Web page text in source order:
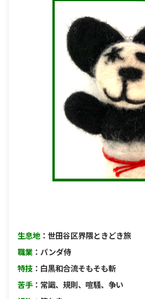
生息地 ：世田谷区界隈ときどき旅
職業 ：パンダ侍
特技 ：白黒和合流そもそも斬
苦手：常識、規則、喧騒、争い